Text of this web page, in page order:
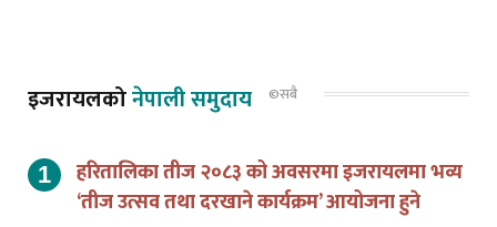
‘तीज उत्सव तथा दरखाने कार्यक्रम’ आयोजना हुने